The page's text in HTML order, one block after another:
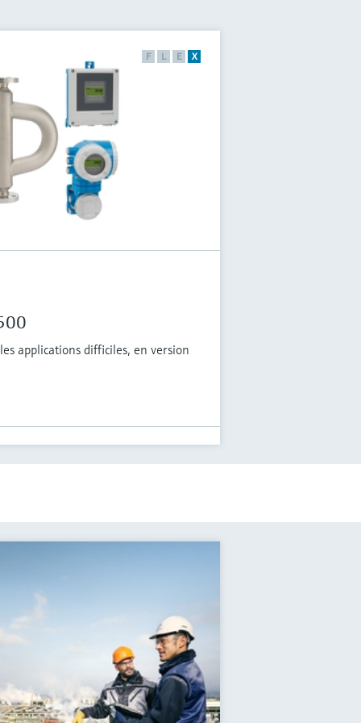
F L E X
applications difficiles, en version